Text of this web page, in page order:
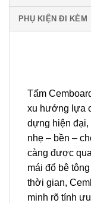
PHỤ KIỆN ĐI KÈM
Tấm
xu hướng lựa
dựng hiện đại,
nhẹ – bền –
càng được
mái đổ bê
thời gian,
minh rõ tính